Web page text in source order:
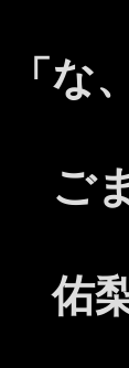
「な
ご
佑